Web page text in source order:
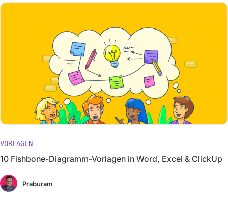
VORLAGEN
10 Fishbone-Diagramm-Vorlagen in Word, Excel & ClickUp
Praburam